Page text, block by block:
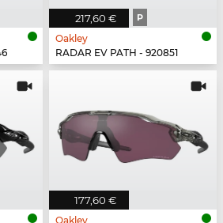
217,60 € P
Oakley
RADAR EV PATH - 920851
177,60 €
Oakley